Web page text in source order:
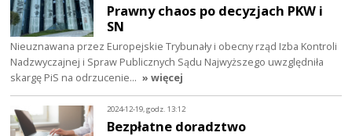
Prawny chaos po decyzjach PKW i
SN
Nieuznawana przez Europejskie Trybunały i obecny rząd Izba Kontroli
Nadzwyczajnej i Spraw Publicznych Sądu Najwyższego uwzględniła
skargę PiS na odrzucenie… » więcej
2024-12-19, godz. 13:12
Bezpłatne doradztwo